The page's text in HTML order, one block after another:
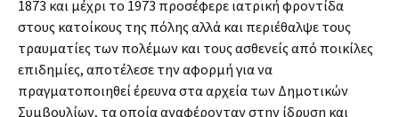
1873 και μέχρι το 1973 προσέφερε ιατρική φροντίδα
στους κατοίκους της πόλης αλλά και περιέθαλψε τους
τραυματίες των πολέμων και τους ασθενείς από ποικίλες
επιδημίες, αποτέλεσε την αφορμή για να
πραγματοποιηθεί έρευνα στα αρχεία των Δημοτικών
Συμβουλίων, τα οποία αναφέρονταν στην ίδρυση και